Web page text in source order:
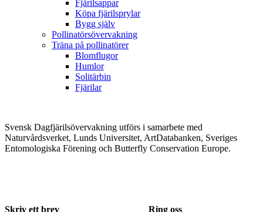
Fjärilsappar
Köpa fjärilsprylar
Bygg själv
Pollinatörsövervakning
Träna på pollinatörer
Blomflugor
Humlor
Solitärbin
Fjärilar
Svensk Dagfjärilsövervakning utförs i samarbete med
Naturvårdsverket, Lunds Universitet, ArtDatabanken, Sveriges
Entomologiska Förening och Butterfly Conservation Europe.
Skriv ett brev Ring oss